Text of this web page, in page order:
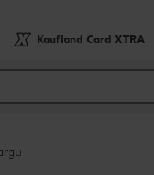
Kaufland Card XTRA